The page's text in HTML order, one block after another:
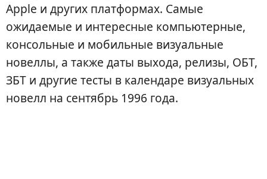
Apple и других платформах. Самые
ожидаемые и интересные компьютерные,
консольные и мобильные визуальные
новеллы, а также даты выхода, релизы, ОБТ,
ЗБТ и другие тесты в календаре визуальных
новелл на сентябрь 1996 года.